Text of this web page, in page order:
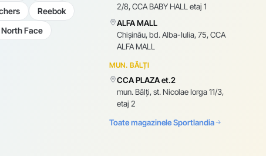
Reebok
Face
2/8, CCA BABY HALL etaj 1
ALFA MALL
Chișinău, bd. Alba-Iulia, 75, CCA
ALFA MALL
MUN. BĂLȚI
CCA PLAZA et.2
mun. Bălți, st. Nicolae Iorga 11/3,
etaj 2
Toate magazinele Sportlandia